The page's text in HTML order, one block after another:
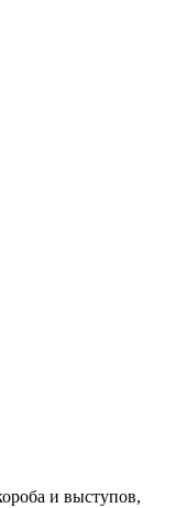
и выступов,